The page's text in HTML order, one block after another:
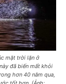
mặt trời lặn ở
đã biến mất khỏi
hơn 40 năm qua,